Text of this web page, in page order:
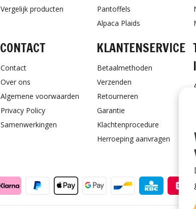
Vergelijk producten
Pantoffels
Alpaca Plaids
CONTACT
Contact
Over ons
Algemene voorwaarden
Privacy Policy
Samenwerkingen
KLANTENSERVICE
Betaalmethoden
Verzenden
Retourneren
Garantie
Klachtenprocedure
Herroeping aanvragen